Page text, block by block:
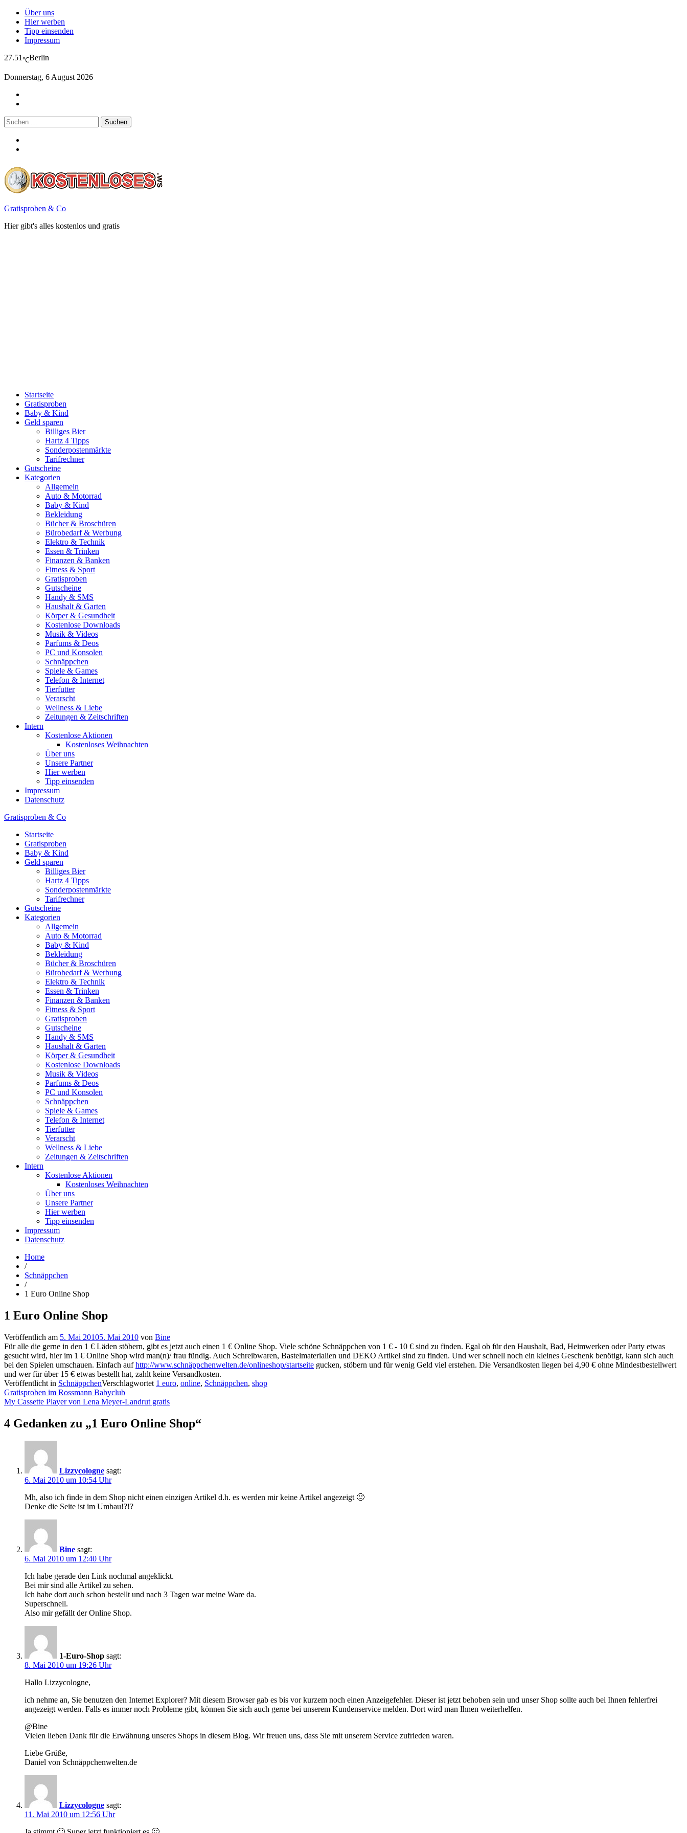
Über uns
Hier werben
Tipp einsenden
Impressum
27.51 ℃Berlin
Donnerstag, 6 August 2026
Suchen
nach:
Gratisproben & Co
Hier gibt's alles kostenlos und gratis
Startseite
Gratisproben
Baby & Kind
Geld sparen
Billiges Bier
Hartz 4 Tipps
Sonderpostenmärkte
Tarifrechner
Gutscheine
Kategorien
Allgemein
Auto & Motorrad
Baby & Kind
Bekleidung
Bücher & Broschüren
Bürobedarf & Werbung
Elektro & Technik
Essen & Trinken
Finanzen & Banken
Fitness & Sport
Gratisproben
Gutscheine
Handy & SMS
Haushalt & Garten
Körper & Gesundheit
Kostenlose Downloads
Musik & Videos
Parfums & Deos
PC und Konsolen
Schnäppchen
Spiele & Games
Telefon & Internet
Tierfutter
Verarscht
Wellness & Liebe
Zeitungen & Zeitschriften
Intern
Kostenlose Aktionen
Kostenloses Weihnachten
Über uns
Unsere Partner
Hier werben
Tipp einsenden
Impressum
Datenschutz
Gratisproben & Co
Startseite
Gratisproben
Baby & Kind
Geld sparen
Billiges Bier
Hartz 4 Tipps
Sonderpostenmärkte
Tarifrechner
Gutscheine
Kategorien
Allgemein
Auto & Motorrad
Baby & Kind
Bekleidung
Bücher & Broschüren
Bürobedarf & Werbung
Elektro & Technik
Essen & Trinken
Finanzen & Banken
Fitness & Sport
Gratisproben
Gutscheine
Handy & SMS
Haushalt & Garten
Körper & Gesundheit
Kostenlose Downloads
Musik & Videos
Parfums & Deos
PC und Konsolen
Schnäppchen
Spiele & Games
Telefon & Internet
Tierfutter
Verarscht
Wellness & Liebe
Zeitungen & Zeitschriften
Intern
Kostenlose Aktionen
Kostenloses Weihnachten
Über uns
Unsere Partner
Hier werben
Tipp einsenden
Impressum
Datenschutz
Home
/
Schnäppchen
/
1 Euro Online Shop
1 Euro Online Shop
Veröffentlich am 5. Mai 20105. Mai 2010 von Bine
Für alle die gerne in den 1 € Läden stöbern, gibt es jetzt auch einen 1 € Online Shop. Viele schöne Schnäppchen von 1 € - 10 € sind zu finden. Egal ob für den Haushalt, Bad, Heimwerken oder Party etwas
gesucht wird, hier im 1 € Online Shop wird man(n)/ frau fündig. Auch Schreibwaren, Bastelmaterialien und DEKO Artikel sind zu finden. Und wer schnell noch ein kleines Geschenk benötigt, kann sich auch
bei den Spielen umschauen. Einfach aufhttp://www.schnäppchenwelten.de/onlineshop/startseite gucken, stöbern und für wenig Geld viel erstehen. Die Versandkosten liegen bei 4,90 € ohne Mindestbestellwert
und wer für über 15 € etwas bestellt hat, zahlt keine Versandkosten.
Veröffentlicht in SchnäppchenVerschlagwortet 1 euro, online, Schnäppchen, shop
Beitragsnavigation
Gratisproben im Rossmann Babyclub
My Cassette Player von Lena Meyer-Landrut gratis
4 Gedanken zu „1 Euro Online Shop“
Lizzycologne sagt:
6. Mai 2010 um 10:54 Uhr
Mh, also ich finde in dem Shop nicht einen einzigen Artikel d.h. es werden mir keine Artikel angezeigt 🙁
Denke die Seite ist im Umbau!?!?
Bine sagt:
6. Mai 2010 um 12:40 Uhr
Ich habe gerade den Link nochmal angeklickt.
Bei mir sind alle Artikel zu sehen.
Ich habe dort auch schon bestellt und nach 3 Tagen war meine Ware da.
Superschnell.
Also mir gefällt der Online Shop.
1-Euro-Shop sagt:
8. Mai 2010 um 19:26 Uhr
Hallo Lizzycologne,
ich nehme an, Sie benutzen den Internet Explorer? Mit diesem Browser gab es bis vor kurzem noch einen Anzeigefehler. Dieser ist jetzt behoben sein und unser Shop sollte auch bei Ihnen fehlerfrei
angezeigt werden. Falls es immer noch Probleme gibt, können Sie sich auch gerne bei unserem Kundenservice melden. Dort wird man Ihnen weiterhelfen.
@Bine
Vielen lieben Dank für die Erwähnung unseres Shops in diesem Blog. Wir freuen uns, dass Sie mit unserem Service zufrieden waren.
Liebe Grüße,
Daniel von Schnäppchenwelten.de
Lizzycologne sagt:
11. Mai 2010 um 12:56 Uhr